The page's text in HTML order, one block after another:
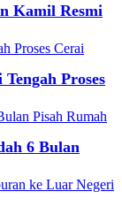
Kamil Resmi
Proses
6 Bulan